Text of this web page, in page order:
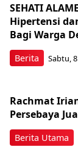
Berita
SEHATI
Hipertensi
Bagi Warga
Sabtu,
Berita Utama
Rachmat
Persebaya